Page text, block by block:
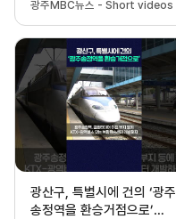
광주MBC뉴스 - Short videos
광산구, 특별시에 건의 ‘광주
송정역을 환승거점으로’